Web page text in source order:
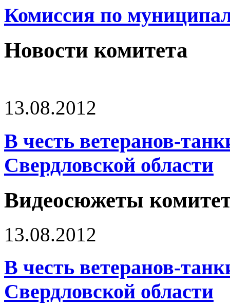
Комиссия по
Новости комитета
13.08.2012
В честь ветеранов-
Свердловской области
Видеосюжеты
13.08.2012
В честь ветеранов-
Свердловской области